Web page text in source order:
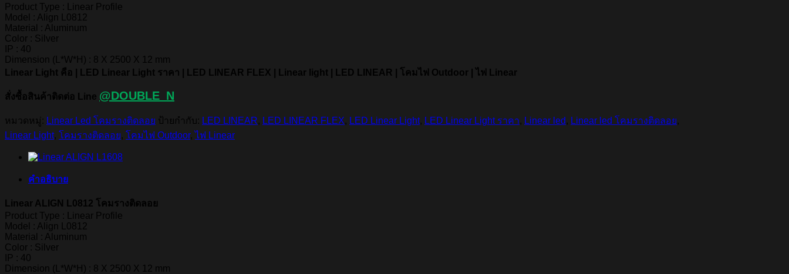
Product Type : Linear Profile
Model : Align L0812
Material : Aluminum
Color : Silver
IP : 40
Dimension (L*W*H) : 8 X 2500 X 12 mm
Linear Light คือ | LED Linear Light ราคา | LED LINEAR FLEX | Linear light | LED LINEAR | โคมไฟ Outdoor | ไฟ Linear
สั่งซื้อสินค้าติดต่อ Line @DOUBLE_N
หมวดหมู่: Linear Led โคมรางติดลอย ป้ายกำกับ: LED LINEAR, LED LINEAR FLEX, LED Linear Light, LED Linear Light ราคา, Linear led , Linear led โคมรางติดลอย,
Linear Light, โคมรางติดลอย, โคมไฟ Outdoor,ไฟ Linear
คำอธิบาย
Linear ALIGN L0812 โคมรางติดลอย
Product Type : Linear Profile
Model : Align L0812
Material : Aluminum
Color : Silver
IP : 40
Dimension (L*W*H) : 8 X 2500 X 12 mm